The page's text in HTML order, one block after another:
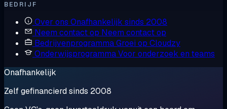
BEDRIJF
Over ons Onafhankelijk sinds 2008
Neem contact op Neem contact op
BedrijvenprogrammaGroei op Cloudzy
OnderwijsprogrammaVoor onderzoek en teams
Onafhankelijk
Zelf gefinancierd sinds 2008